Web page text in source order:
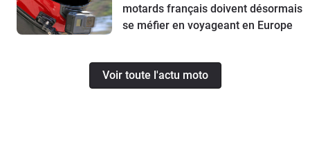
motards français doivent désormais
se méfier en voyageant en Europe
Voir toute l'actu moto